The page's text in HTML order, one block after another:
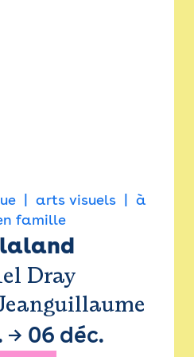
arts visuels
à
famille
Dray
→ 06 déc.